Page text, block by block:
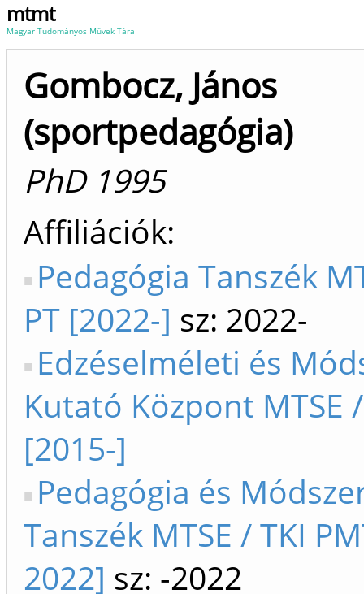
mtmt
Magyar Tudományos Művek Tára
Gombocz, János
(sportpedagógia)
PhD 1995
Affiliációk
Pedagógia Tanszék
PT [2022-] sz: 2022-
Edzéselméleti és
Kutató Központ MTSE
[2015-]
Pedagógia és
Tanszék MTSE / TKI
2022] sz: -2022